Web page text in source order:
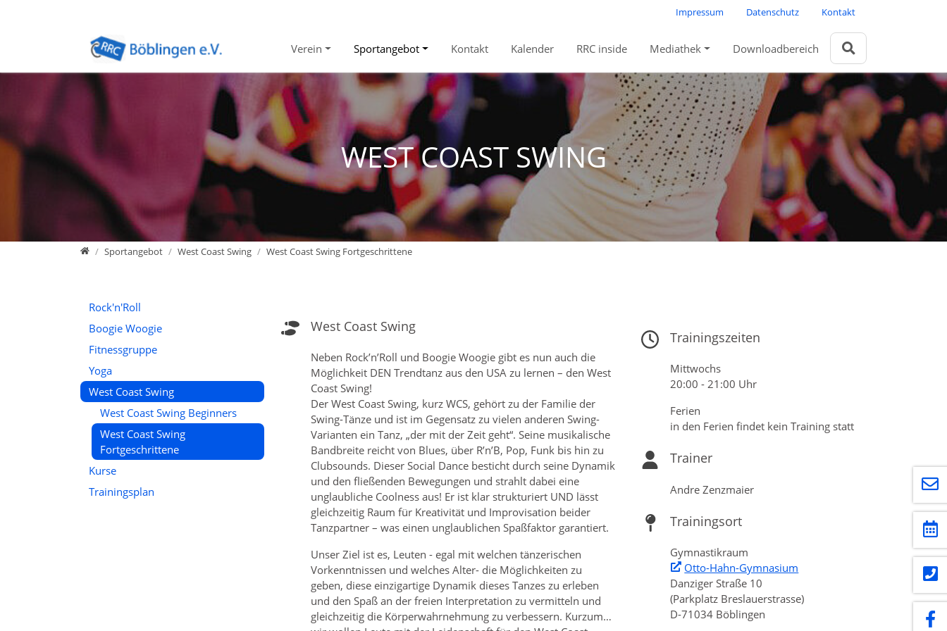
Impressum Datenschutz Kontakt
Verein Sportangebot Kontakt Kalender RRC inside Mediathek Downloadbereich
WEST COAST SWING
HomeSportangebot West Coast Swing West Coast Swing Fortgeschrittene
West Coast Swing
Neben Rock’n’Roll und Boogie Woogie gibt es nun auch die
Möglichkeit DEN Trendtanz aus den USA zu lernen – den West
Coast Swing!
Der West Coast Swing, kurz WCS, gehört zu der Familie der
Swing-Tänze und ist im Gegensatz zu vielen anderen Swing-
Varianten ein Tanz, „der mit der Zeit geht“. Seine musikalische
Bandbreite reicht von Blues, über R’n’B, Pop, Funk bis hin zu
Clubsounds. Dieser Social Dance besticht durch seine Dynamik
und den fließenden Bewegungen und strahlt dabei eine
unglaubliche Coolness aus! Er ist klar strukturiert UND lässt
gleichzeitig Raum für Kreativität und Improvisation beider
Tanzpartner – was einen unglaublichen Spaßfaktor garantiert.
Unser Ziel ist es, Leuten - egal mit welchen tänzerischen
Vorkenntnissen und welches Alter- die Möglichkeiten zu
geben, diese einzigartige Dynamik dieses Tanzes zu erleben
und den Spaß an der freien Interpretation zu vermitteln und
gleichzeitig die Körperwahrnehmung zu verbessern. Kurzum…
Trainingszeiten
Mittwochs
20:00 - 21:00 Uhr
Ferien
in den Ferien findet kein Training statt
Trainer
Andre Zenzmaier
Trainingsort
Gymnastikraum
Otto-Hahn-Gymnasium
Danziger Straße 10
(Parkplatz Breslauerstrasse)
D-71034 Böblingen
Rock'n'Roll
Boogie Woogie
Fitnessgruppe
Yoga
West Coast Swing
West Coast Swing Beginners
West Coast Swing
Fortgeschrittene
Kurse
Trainingsplan